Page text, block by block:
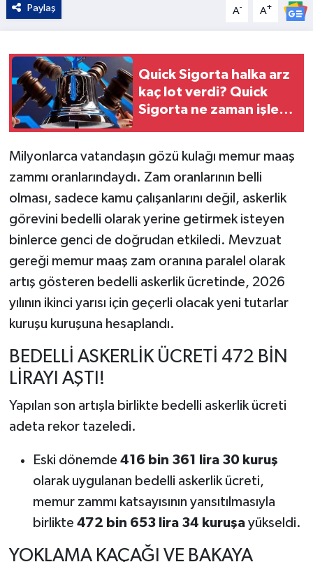
Paylaş A- A+
Quick Sigorta halka arz
kaç lot verdi? Quick
Sigorta ne zaman işlem
Milyonlarca vatandaşın gözü kulağı memur maaş
zammı oranlarındaydı. Zam oranlarının belli
olması, sadece kamu çalışanlarını değil, askerlik
görevini bedelli olarak yerine getirmek isteyen
binlerce genci de doğrudan etkiledi. Mevzuat
gereği memur maaş zam oranına paralel olarak
artış gösteren bedelli askerlik ücretinde, 2026
yılının ikinci yarısı için geçerli olacak yeni tutarlar
kuruşu kuruşuna hesaplandı.
BEDELLİ ASKERLİK ÜCRETİ 472 BİN
LİRAYI AŞTI!
Yapılan son artışla birlikte bedelli askerlik ücreti
adeta rekor tazeledi.
Eski dönemde 416 bin 361 lira 30 kuruş
olarak uygulanan bedelli askerlik ücreti,
memur zammı katsayısının yansıtılmasıyla
birlikte 472 bin 653 lira 34 kuruşayükseldi.
YOKLAMA KAÇAĞI VE BAKAYA